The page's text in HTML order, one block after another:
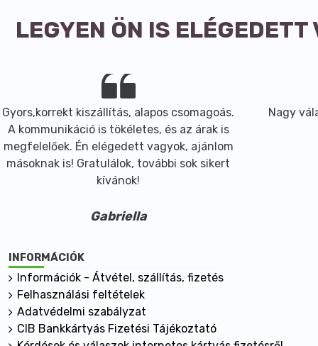
LEGYEN ÖN IS
Gyors,korrekt kiszállítás, alapos csomagoás.
A kommunikáció is tökéletes, és az árak is
megfelelőek. Én elégedett vagyok, ajánlom
másoknak is! Gratulálok, további sok sikert
kívánok!
Gabriella
Nagy
INFORMÁCIÓK
Információk - Átvétel, szállítás, fizetés
Felhasználási feltételek
Adatvédelmi szabályzat
CIB Bankkártyás Fizetési Tájékoztató